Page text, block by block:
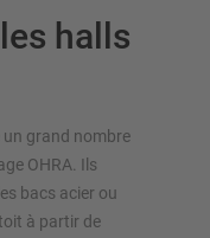
halls
grand nombre
OHRA. Ils
bacs acier ou
à partir de